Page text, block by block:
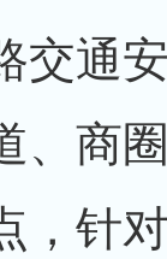
通安
、商
，针